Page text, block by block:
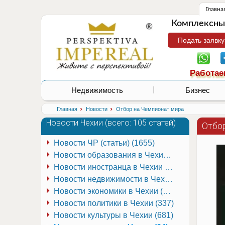
Подать
Недвижимость Бизнес
Главная › Новости › Отбор на Чемпионат мира
Новости Чехии (всего: 105 статей)
Новости иностранца в Чехии (223)
Новости культуры в Чехии (681)
Новости недвижимости в Чехии (337)
Новости образования в Чехии (251)
Новости политики в Чехии (337)
Новости ЧР (статьи) (1655)
Новости экономики в Чехии (941)